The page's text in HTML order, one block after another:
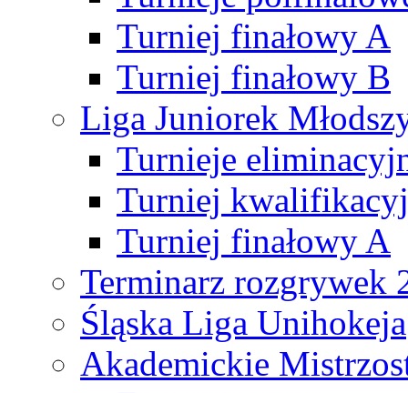
Turniej finałowy A
Turniej finałowy B
Liga Juniorek
Turnieje
Turniej
Turniej finałowy A
Terminarz rozgrywek
Śląska Liga Unihokeja
Akademickie